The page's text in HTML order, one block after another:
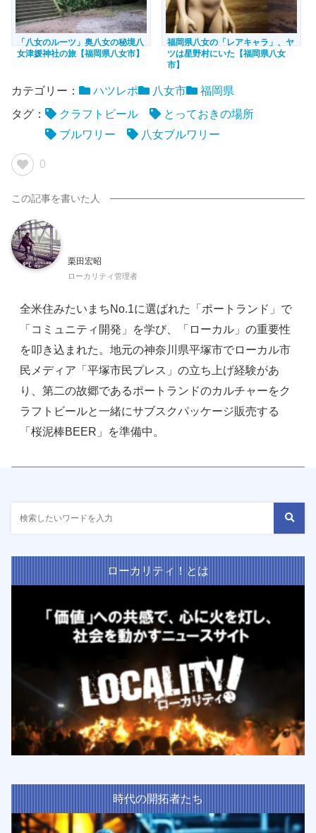
「八女のルーツ」奥八女の秘境八
女津媛神社の旅【福岡県八女市】
福岡県八女の「レアキャラ」、ヤ
ツは星野村にいた【福岡県八女
市】
カテゴリー： ハツレポ 八女市
福岡県
タグ：
クラフトビール
とっておきの場所
ブルワリー
八女ブルワリー
0
栗田宏昭
ローカリティ管理者
全米住みたいまちNo.1に選ばれた「ポートランド」で
「コミュニティ開発」を学び、「ローカル」の重要性
を叩き込まれた。地元の神奈川県平塚市でローカル市
民メディア「平塚市民プレス」の立ち上げ経験があ
り、第二の故郷であるポートランドのカルチャーをク
ラフトビールと一緒にサブスクパッケージ販売する
「桜泥棒BEER」を準備中。
ローカリティ！とは
時代の開拓者たち